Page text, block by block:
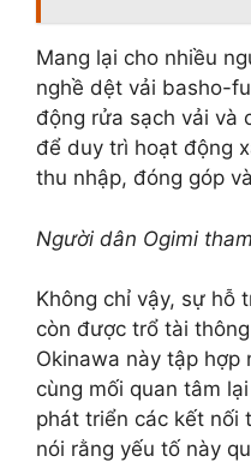
Mang lại cho nhiều
nghề dệt vải basho-
động rửa sạch vải và
để duy trì hoạt động
thu nhập, đóng góp
Người dân Ogimi
Không chỉ vậy, sự hỗ
còn được trổ tài
Okinawa này tập hợp
cùng mối quan tâm
phát triển các kết nối
nói rằng yếu tố này